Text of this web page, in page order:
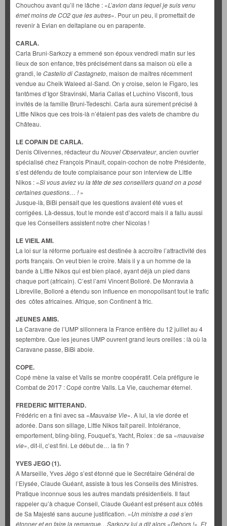
Chouchou avant qu’il ne lâche : «L’avion dans lequel je suis venu
émet moins de CO2 que les autres». Pour un peu, il promettait de
revenir à Evian en deltaplane ou en parapente.
CARLA.
Carla Bruni-Sarkozy a emmené son époux vendredi matin sur les
lieux de son enfance, très précisément dans sa maison où elle a
grandi, le Castello di Castagneto, maison de maîtres récemment
vendue au Cheik Waleed al-Sand. On y croise, selon le Figaro, les
fantômes d’Igor Stravinski, Maria Callas et Luchino Visconti, tous
invités de la famille Bruni-Tedeschi. Carla aura sûrement précisé à
Little Nikos que ces trois-là n’étaient pas des valets de chambre du
Château.
LE COPAIN DE CARLA.
Denis Olivennes, rédacteur du Nouvel Observateur, ancien ouvrier
spécialisé chez François Pinault, copain-cochon de notre Présidente,
s’est défendu de toute complaisance pour son interview de Little
Nikos : «Si vous aviez vu la tête de ses conseillers quand on a posé
certaines questions… !»
Jusque-là, BiBi pensait que les questions avaient été vues et
corrigées. Là-dessus, tout le monde est d’accord mais il a fallu aussi
que les Conseillers assistent notre cher Nicolas !
LE VIEIL AMI.
La loi sur la réforme portuaire est destinée à accroître l’attractivité des
ports français. On veut bien le croire. Mais il y a un homme de la
bande à Little Nikos qui est bien placé, ayant déjà un pied dans
chaque port (africain). C’est l’ami Vincent Bolloré. De Monravia à
Libreville, Bolloré a étendu son influence en monopolisant tout le trafic
des côtes africaines. Afrique, son Continent à fric.
JEUNES AMIS.
La Caravane de l’UMP sillonnera la France entière du 12 juillet au 4
septembre. Que les jeunes UMP ouvrent grand leurs oreilles : là où la
Caravane passe, BiBi aboie.
COPE.
Copé mène la valse et Valls se montre coopératif. Cela préfigure le
Combat de 2017 : Copé contre Valls. La Vie, cauchemar éternel.
FREDERIC MITTERAND.
Frédéric en a fini avec sa «Mauvaise Vie». A lui, la vie dorée et
adorée. Dans son sillage, Little Nikos fait pareil. Intolérance,
emportement, bling-bling, Fouquet’s, Yacht, Rolex : de sa «mauvaise
vie», dit-il, c’est fini. Le début de… la fin ?
YVES JEGO (1).
A Marseille, Yves Jégo s’est étonné que le Secrétaire Général de
l’Elysée, Claude Guéant, assiste à tous les Conseils des Ministres.
Pratique inconnue sous les autres mandats présidentiels. Il faut
rappeler qu’à chaque Conseil, Claude Guéant est présent aux côtés
de Sa Majesté sans aucune justification. «Un ministre a osé s’en
étonner et en faire la remarque…Sarkozy lui a dit alors «Dehors !». Et